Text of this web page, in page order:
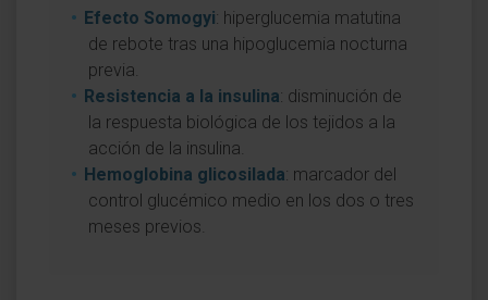
Efecto Somogyi: hiperglucemia matutina
de rebote tras una hipoglucemia nocturna
previa.
Resistencia a la insulina: disminución de
la respuesta biológica de los tejidos a la
acción de la insulina.
Hemoglobina glicosilada: marcador del
control glucémico medio en los dos o tres
meses previos.